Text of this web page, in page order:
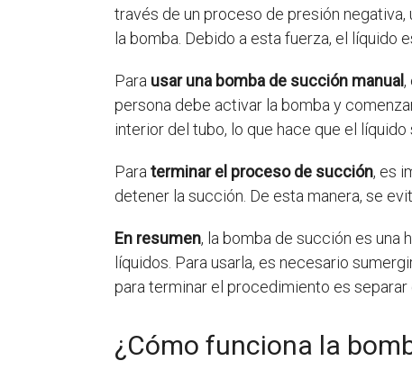
través de un proceso de presión negativa,
la bomba. Debido a esta fuerza, el líquido
Para usar una bomba de succión manual,
persona debe activar la bomba y
interior del tubo, lo que hace que el
Para terminar el proceso de succión, es
detener la succión. De esta manera, se
En resumen, la bomba de succión es una
líquidos. Para usarla, es necesario
para terminar el procedimiento es
¿Cómo funciona la